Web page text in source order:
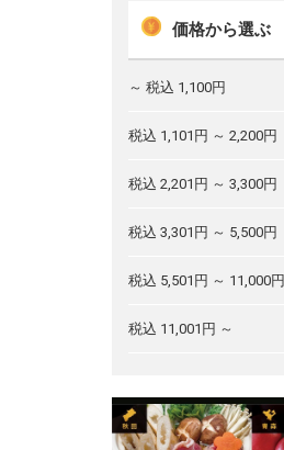
価格から選ぶ
～ 税込 1,100円
税込 1,101円 ～ 2,200円
税込 2,201円 ～ 3,300円
税込 3,301円 ～ 5,500円
税込 5,501円 ～ 11,000円
税込 11,001円 ～